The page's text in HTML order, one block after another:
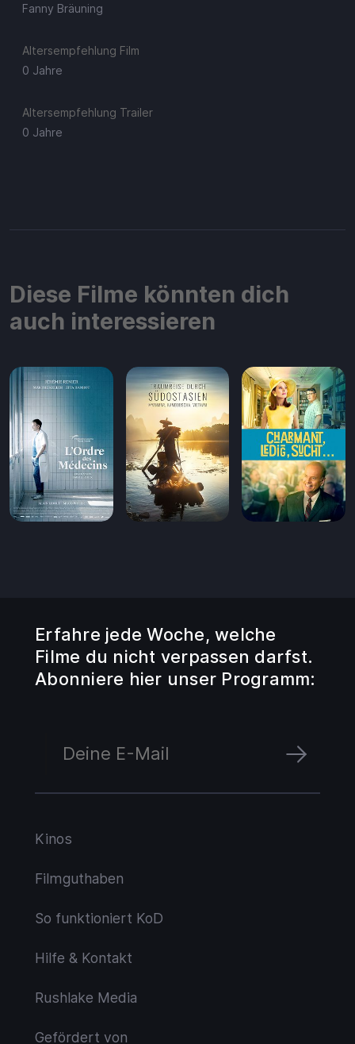
Fanny Bräuning
Altersempfehlung Film
0 Jahre
Altersempfehlung Trailer
0 Jahre
Diese Filme könnten dich
auch interessieren
Erfahre jede Woche, welche
Filme du nicht verpassen darfst.
Abonniere hier unser Programm:
Kinos
Filmguthaben
So funktioniert KoD
Hilfe & Kontakt
Rushlake Media
Gefördert von